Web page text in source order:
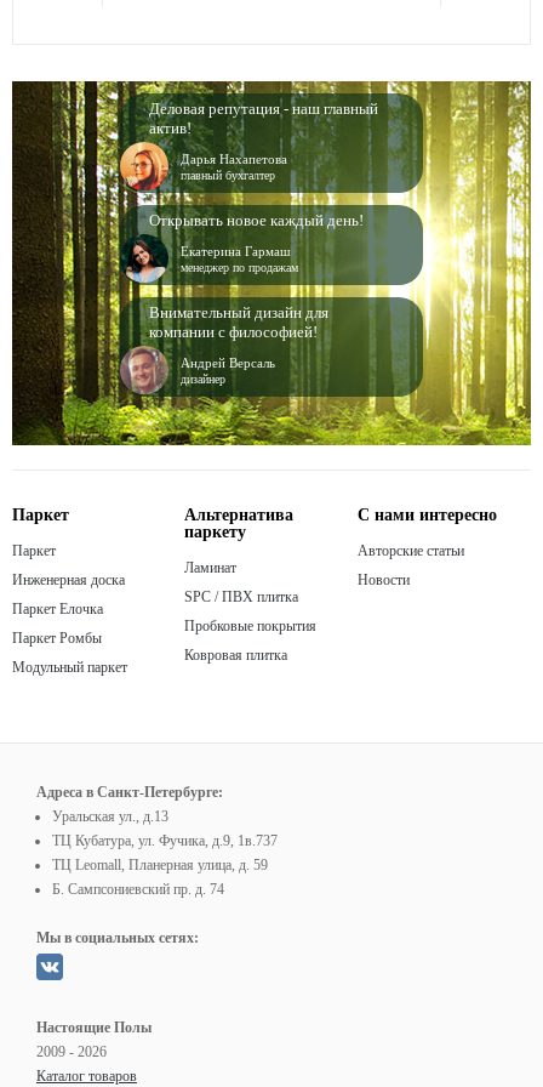
Деловая репутация - наш главный
актив!
Дарья Нахапетова
главный бухгалтер
Открывать новое каждый день!
Екатерина Гармаш
менеджер по продажам
Внимательный дизайн для
компании с философией!
Андрей Версаль
дизайнер
Паркет
Паркет
Инженерная доска
Паркет Елочка
Паркет Ромбы
Модульный паркет
Альтернатива
паркету
Ламинат
SPC / ПВХ плитка
Пробковые покрытия
Ковровая плитка
С нами интересно
Авторские статьи
Новости
Адреса в Санкт-Петербурге:
Уральская ул., д.13
ТЦ Кубатура, ул. Фучика, д.9, 1в.737
ТЦ Leomall, Планерная улица, д. 59
Б. Сампсониевский пр. д. 74
Мы в социальных сетях:
Настоящие Полы
2009 - 2026
Каталог товаров